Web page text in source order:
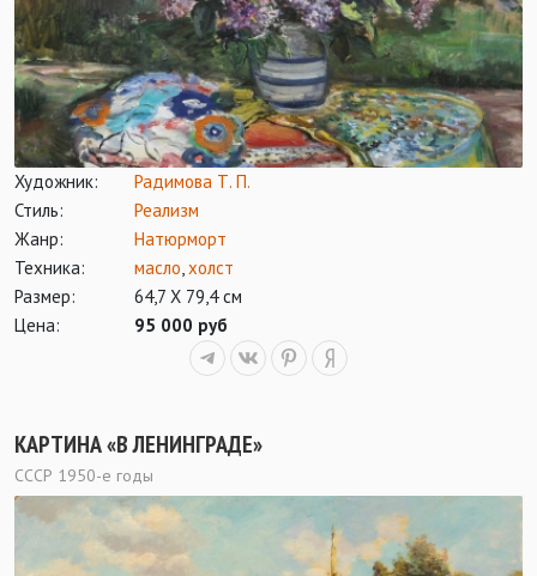
Художник:
Радимова Т. П.
Стиль:
Реализм
Жанр:
Натюрморт
Техника:
масло,холст
Размер:
64,7 Х 79,4 см
Цена:
95 000 руб
КАРТИНА «В ЛЕНИНГРАДЕ»
СССР 1950-е годы